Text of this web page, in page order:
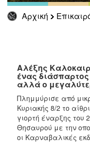
Αρχική
ΕΠΙΣΚΕΠΤΗΣ
ΗΡΑΚΛΕΙΟ
Αλέξης
ένας
αλλά ο
Πλημμύρισε από
Κυριακής 8/2 το
γιορτή έναρξης του
Θησαυρού με την
οι Καρναβαλικές